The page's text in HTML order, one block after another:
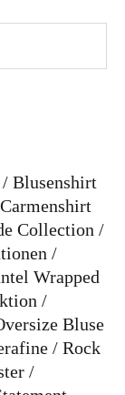
Blusenshirt
Carmenshirt
Collection
Wrapped
Bluse
Rock